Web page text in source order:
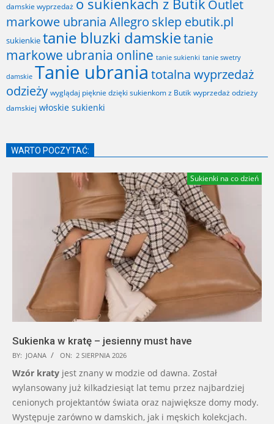
damskie wyprzedaż o sukienkach z Butik Outlet
markowe ubrania Allegro sklep ebutik.pl
sukienkie tanie bluzki damskietanie
markowe ubrania online tanie sukienki tanie swetry
damskie Tanie ubrania totalna wyprzedaż
odzieży wyglądaj pięknie dzięki sukienkom z Butik wyprzedaż odzieży
damskiej włoskie sukienki
WARTO POCZYTAĆ:
Sukienki na co dzień
Sukienka w kratę – jesienny must have
BY: JOANA ON: 2 SIERPNIA 2026
Wzór kraty jest znany w modzie od dawna. Został
wylansowany już kilkadziesiąt lat temu przez najbardziej
cenionych projektantów świata oraz największe domy mody.
Występuje zarówno w damskich, jak i męskich kolekcjach.